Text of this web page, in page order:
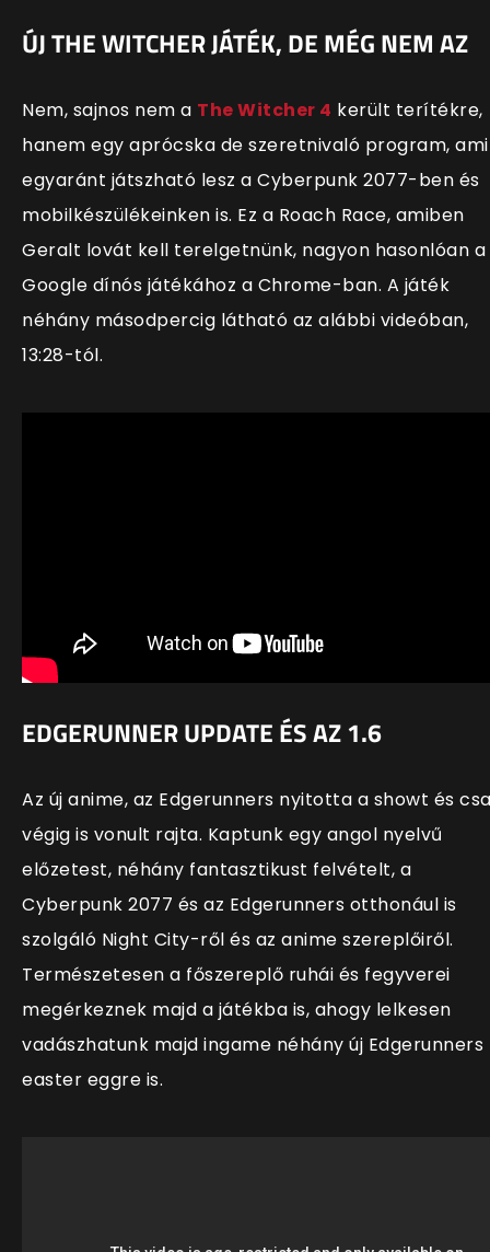
ÚJ THE WITCHER JÁTÉK, DE MÉG NEM AZ
Nem, sajnos nem a The Witcher 4 került terítékre,
hanem egy aprócska de szeretnivaló program, ami
egyaránt játszható lesz a Cyberpunk 2077-ben és
mobilkészülékeinken is. Ez a Roach Race, amiben
Geralt lovát kell terelgetnünk, nagyon hasonlóan a
Google dínós játékához a Chrome-ban. A játék
néhány másodpercig látható az alábbi videóban,
13:28-tól.
EDGERUNNER UPDATE ÉS AZ 1.6
Az új anime, az Edgerunners nyitotta a showt és
végig is vonult rajta. Kaptunk egy angol nyelvű
előzetest, néhány fantasztikust felvételt, a
Cyberpunk 2077 és az Edgerunners otthonául is
szolgáló Night City-ről és az anime szereplőiről.
Természetesen a főszereplő ruhái és fegyverei
megérkeznek majd a játékba is, ahogy lelkesen
vadászhatunk majd ingame néhány új Edgerunners
easter eggre is.